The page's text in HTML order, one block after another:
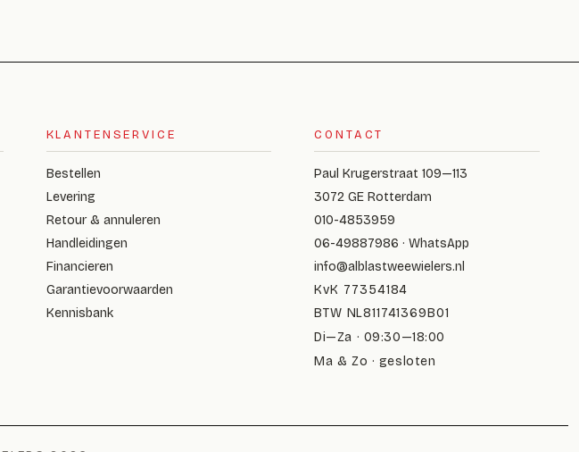
KLANTENSERVICE
Bestellen
Levering
Retour & annuleren
Handleidingen
Financieren
Garantievoorwaarden
Kennisbank
CONTACT
Paul Krugerstraat 109—113
3072 GE Rotterdam
010-4853959
06-49887986 · WhatsApp
info@alblastweewielers.nl
KvK 77354184
BTW NL811741369B01
Di—Za · 09:30—18:00
Ma & Zo · gesloten